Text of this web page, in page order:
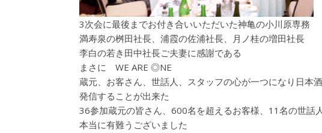
3次会に最後までお付き合いいただいた神亀の小川原専務
満寿泉の桝田社長、浦霞の佐浦社長、月ノ桂の増田社長
李白の若き田中社長ご夫妻に感謝である
まさに WE ARE ◎NE
蔵元、お客さん、世話人、スタッフの心が一つになり日本
発信することが出来た
36参加蔵元の皆さん、600名を超えるお客様、11名の世話
本当に有難うございました